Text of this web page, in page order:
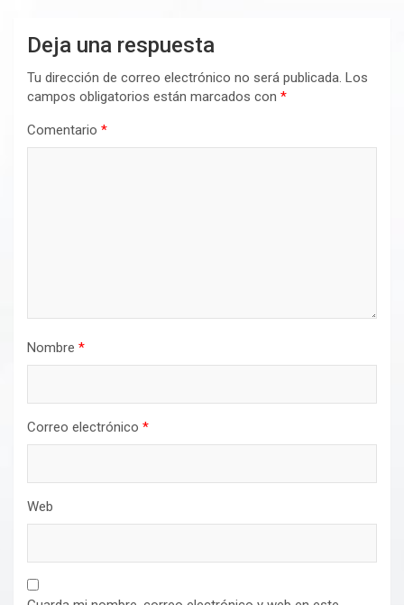
Deja una respuesta
Tu dirección de correo electrónico no será publicada. Los
campos obligatorios están marcados con *
Comentario *
Nombre *
Correo electrónico *
Web